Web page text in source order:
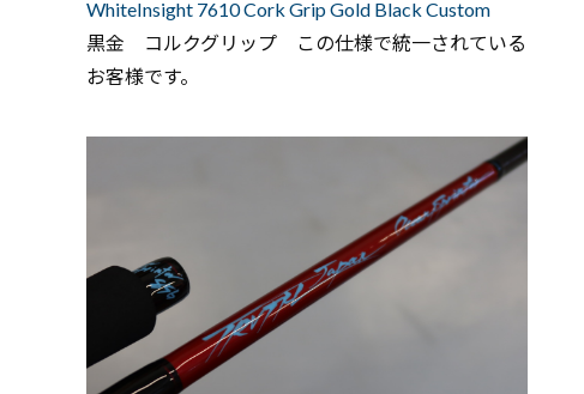
WhiteInsight 7610 Cork Grip Gold Black Custom
黒金 コルクグリップ この仕様で統一されている
お客様です。